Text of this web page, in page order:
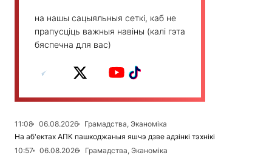
на нашы сацыяльныя сеткі, каб не
прапусціць важныя навіны (калі гэта
бяспечна для вас)
11:08 06.08.2026
Грамадства, Эканоміка
На аб'ектах АПК пашкоджаныя яшчэ дзве адзінкі тэхнікі
10:57
06.08.2026
Грамадства, Эканоміка